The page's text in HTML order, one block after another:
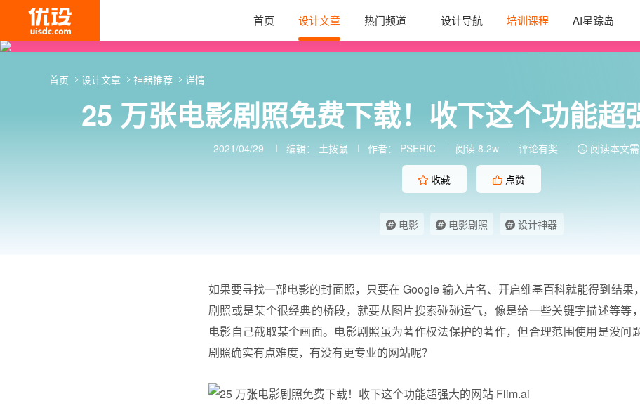
首页 设计文章 热门频道 设计导航 培训课程 AI星踪岛
25 万张电影剧照免费下载！收下这个功能
2021/04/29 编辑： 土拨鼠 作者： PSERIC 阅读 8.2w 评论有奖 阅读本文
收藏 点赞
电影 电影剧照 设计神器
首页 设计文章 神器推荐 详情
如果要寻找一部电影的封面照，只要在 Google 输入片名、开启维基百科就能得到结果
剧照或是某个很经典的桥段，就要从图片搜索碰碰运气，像是给一些关键字描述等等
电影自己截取某个画面。 电影剧照虽为著作权法保护的著作，但合理范围使用是没问
剧照确实有点难度，有没有更专业的网站呢？